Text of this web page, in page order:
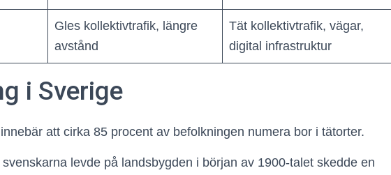
Gles kollektivtrafik, längre
avstånd
Tät kollektivtrafik, vägar,
digital infrastruktur
i Sverige
att cirka 85 procent av befolkningen numera bor i tätorter.
levde på landsbygden i början av 1900-talet skedde en